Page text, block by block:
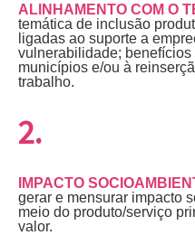
ALINHAMENTO COM O
temática de inclusão
ligadas ao suporte a
vulnerabilidade;
municípios e/ou à
trabalho.
2.
IMPACTO
gerar e mensurar impacto
meio do produto/serviço
valor.